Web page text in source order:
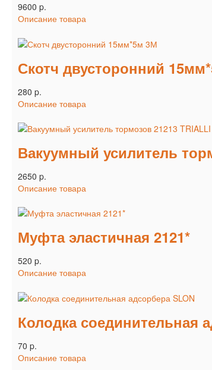
9600 p.
Описание товара
Скотч двусторонний
280 p.
Описание товара
Вакуумный усилитель
2650 p.
Описание товара
Муфта эластичная 2121*
520 p.
Описание товара
Колодка соединительная
70 p.
Описание товара